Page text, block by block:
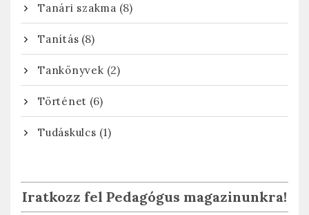
Tanári szakma (8)
Tanítás (8)
Tankönyvek (2)
Történet (6)
Tudáskulcs (1)
Iratkozz fel Pedagógus magazinunkra!